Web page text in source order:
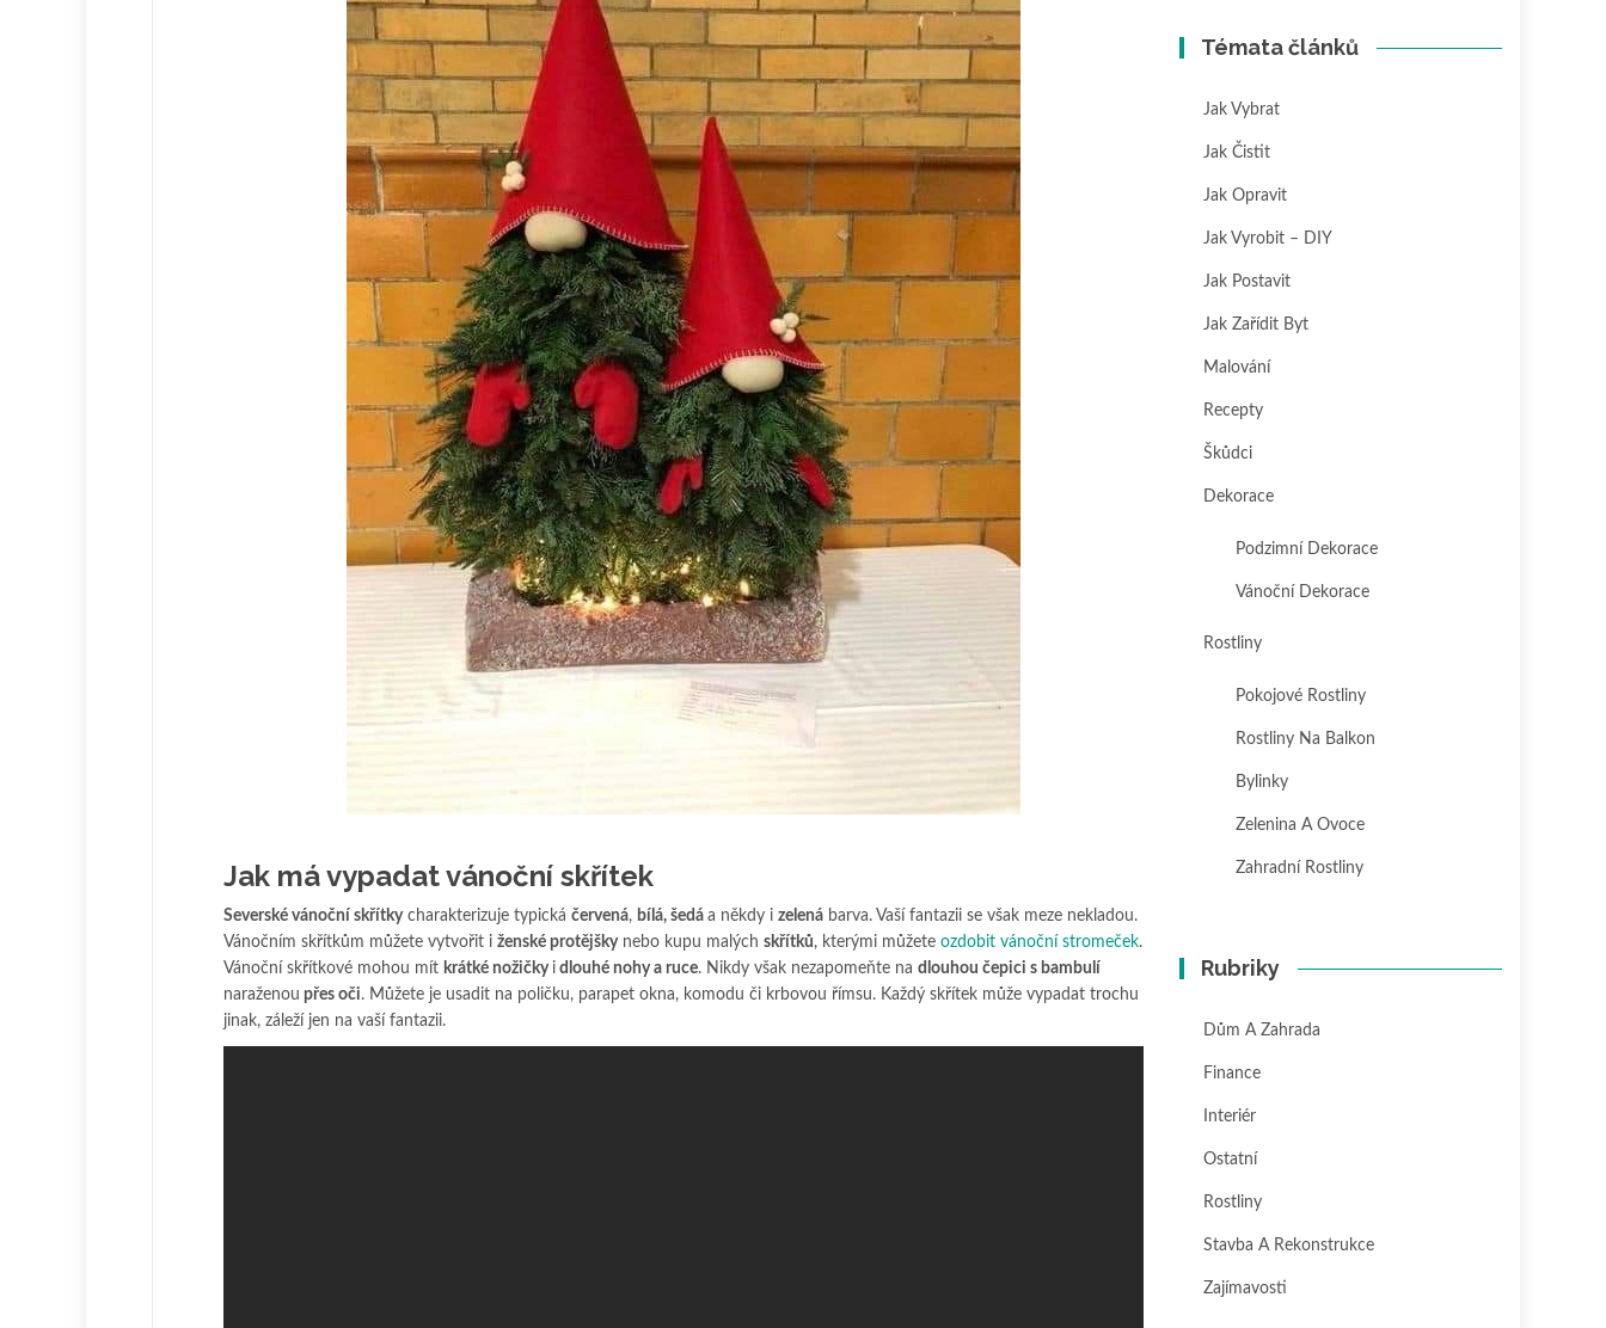
Jak má vypadat vánoční skřítek
Severské vánoční skřítkycharakterizuje typická červená, bílá, šedá a někdy i zelená barva. Vaší fantazii se však meze nekladou.
Vánočním skřítkům můžete vytvořit i ženské protějškynebo kupu malých skřítků, kterými můžete ozdobit vánoční stromeček.
Vánoční skřítkové mohou mít krátké nožičky i dlouhé nohy a ruce. Nikdy však nezapomeňte na dlouhou čepici s bambulí
naraženou přes oči. Můžete je usadit na poličku, parapet okna, komodu či krbovou římsu. Každý skřítek může vypadat trochu
jinak, záleží jen na vaší fantazii.
Témata článků
Jak Vybrat
Jak Čistit
Jak Opravit
Jak Vyrobit – DIY
Jak Postavit
Jak Zařídit Byt
Malování
Recepty
Škůdci
Dekorace
Podzimní Dekorace
Vánoční Dekorace
Rostliny
Pokojové Rostliny
Rostliny Na Balkon
Bylinky
Zelenina A Ovoce
Zahradní Rostliny
Rubriky
Dům A Zahrada
Finance
Interiér
Ostatní
Rostliny
Stavba A Rekonstrukce
Zajímavosti